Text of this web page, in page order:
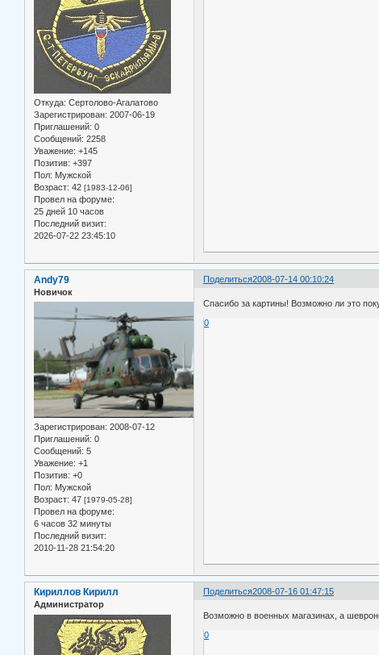
Откуда: Сертолово-Агалатово
Зарегистрирован: 2007-06-19
Приглашений: 0
Сообщений: 2258
Уважение: +145
Позитив: +397
Пол: Мужской
Возраст: 42 [1983-12-06]
Провел на форуме:
25 дней 10 часов
Последний визит:
2026-07-22 23:45:10
Поделиться2008-07-14 00:10:24
Andy79
Новичок
Зарегистрирован: 2008-07-12
Приглашений: 0
Сообщений: 5
Уважение: +1
Позитив: +0
Пол: Мужской
Возраст: 47 [1979-05-28]
Провел на форуме:
6 часов 32 минуты
Последний визит:
2010-11-28 21:54:20
Спасибо за картины! Возможно ли это
0
Поделиться2008-07-16 01:47:15
Кириллов Кирилл
Администратор
Возможно в военных магазинах, а
0